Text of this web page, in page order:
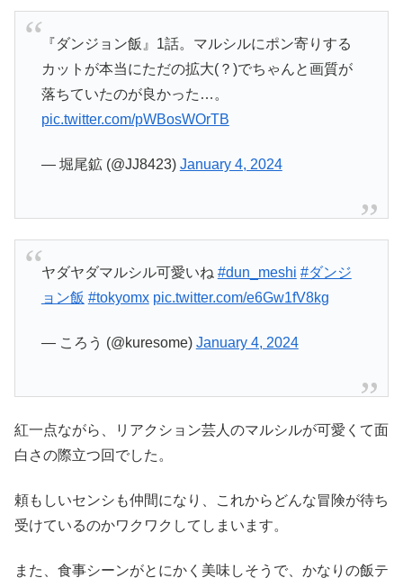
『ダンジョン飯』1話。マルシルにポン寄りする
カットが本当にただの拡大(？)でちゃんと画質が
落ちていたのが良かった…。
pic.twitter.com/pWBosWOrTB
— 堀尾鉱 (@JJ8423) January 4, 2024
ヤダヤダマルシル可愛いね #dun_meshi #ダンジ
ョン飯 #tokyomx pic.twitter.com/e6Gw1fV8kg
— ころう (@kuresome) January 4, 2024
紅一点ながら、リアクション芸人のマルシルが可愛くて面
白さの際立つ回でした。
頼もしいセンシも仲間になり、これからどんな冒険が待ち
受けているのかワクワクしてしまいます。
また、食事シーンがとにかく美味しそうで、かなりの飯テ